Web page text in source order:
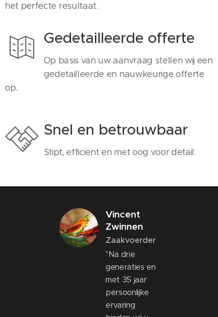
het perfecte resultaat.
Gedetailleerde offerte
Op basis van uw aanvraag stellen wij een
gedetailleerde en nauwkeurige offerte
op.
Snel en betrouwbaar
Stipt, efficiënt en met oog voor detail.
Vincent
Zwinnen
Zaakvoerder
"Na drie
generaties en
met 35 jaar
persoonlijke
ervaring